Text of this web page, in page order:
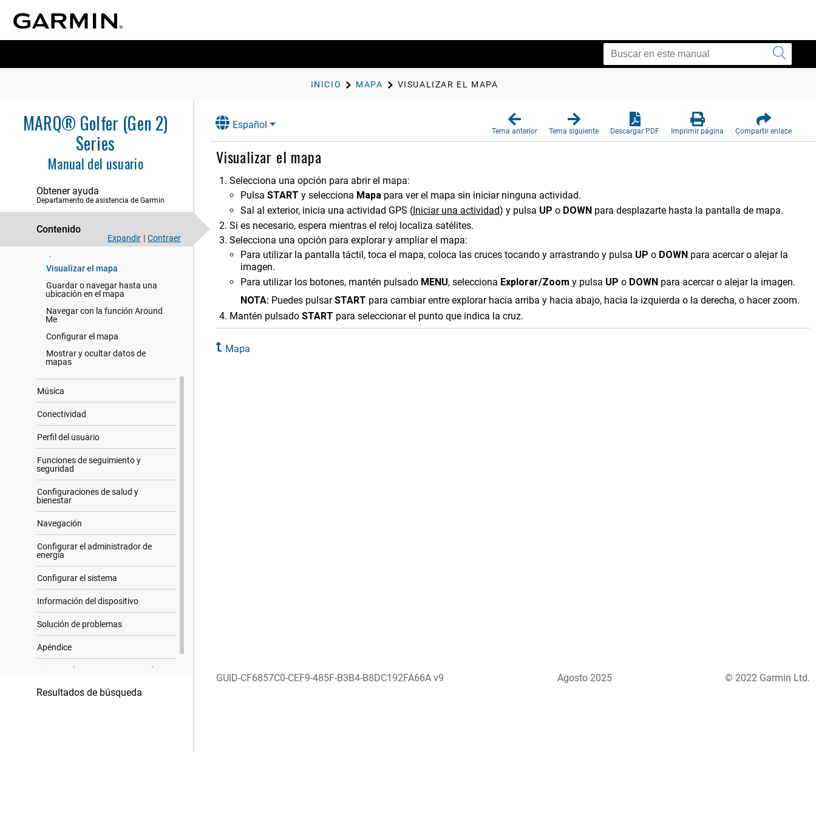
INICIO MAPA VISUALIZAR EL MAPA
MARQ® Golfer (Gen 2)
Series
Manual del usuario
Obtener ayuda
Departamento de asistencia de Garmin
Contenido
Expandir | Contraer
Actividades y aplicaciones
Entrenamiento
Presentación
Sensores y accesorios
Visualizar el mapa
Guardar o navegar hasta una
ubicación en el mapa
Navegar con la función Around
Me
Configurar el mapa
Mostrar y ocultar datos de
mapas
Música
Conectividad
Perfil del usuario
Funciones de seguimiento y
seguridad
Configuraciones de salud y
bienestar
Navegación
Configurar el administrador de
energía
Configurar el sistema
Información del dispositivo
Solución de problemas
Apéndice
Avisos sobre marcas comerciales
Resultados de búsqueda
Español
Tema anterior Tema siguiente Descargar PDF Imprimir página Compartir enlace
Visualizar el mapa
Selecciona una opción para abrir el mapa:
Pulsa START y selecciona Mapa para ver el mapa sin iniciar ninguna actividad.
Sal al exterior, inicia una actividad GPS (Iniciar una actividad) y pulsa UP o DOWN para desplazarte hasta la pantalla de mapa.
Si es necesario, espera mientras el reloj localiza satélites.
Selecciona una opción para explorar y ampliar el mapa:
Para utilizar la pantalla táctil, toca el mapa, coloca las cruces tocando y arrastrando y pulsa UP o DOWN para acercar o alejar la
imagen.
Para utilizar los botones, mantén pulsado MENU, selecciona Explorar/Zoom y pulsa UP o DOWN para acercar o alejar la imagen.
NOTA: Puedes pulsarSTART para cambiar entre explorar hacia arriba y hacia abajo, hacia la izquierda o la derecha, o hacer zoom.
Mantén pulsado START para seleccionar el punto que indica la cruz.
Mapa
GUID-CF6857C0-CEF9-485F-B3B4-B8DC192FA66A v9 Agosto 2025 © 2022 Garmin Ltd.